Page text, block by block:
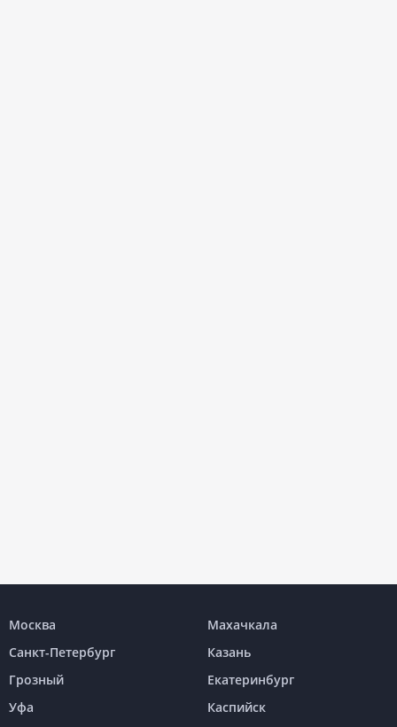
Москва
Махачкала
Санкт-Петербург
Казань
Грозный
Екатеринбург
Уфа
Каспийск